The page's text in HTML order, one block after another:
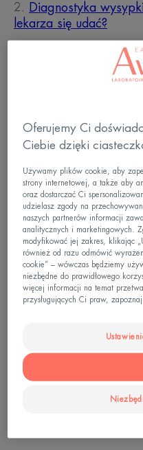
Diagnostyka
lekarza się udać?
Jak pielęgnować
Oferujemy Ci
Ciebie dzięki
Używamy plików cookie, aby
strony internetowej, a także aby
oraz dostarczać Ci
udzielasz zgody na
naszych partnerów informacji
analitycznych i marketingowych.
modyfikować jej zakres, klikając
również od razu odmówić
cookie” – wówczas będziemy
niezbędne do prawidłowego
więcej informacji na temat
przysługujących Ci praw,